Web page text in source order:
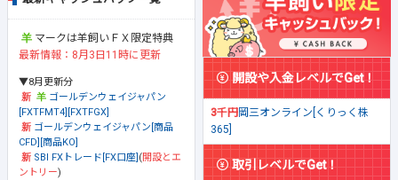
マークは羊飼いＦＸ限定特典
最新情報：8月3日11時に更新
▼8月更新分
ゴールデンウェイジャパン
[FXTFMT4][FXTFGX]
ゴールデンウェイジャパン[商品
CFD][商品KO]
SBI FXトレード[FX口座] (開設とエ
ントリー)
開設や入金レベルでGet！
3千円岡三オンライン[くりっく株
365]
取引レベルでGet！